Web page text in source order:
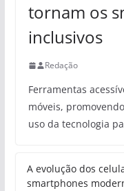
tornam os
inclusivos
Redação
Ferramentas
móveis,
uso da tecnologia
A evolução dos
smartphones